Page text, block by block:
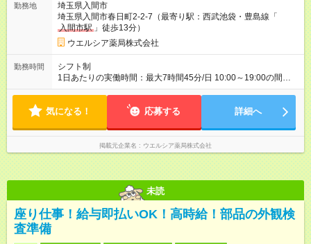
間の長さ：3ヶ月 雇用形態、給与は本採用時と同じです。
勤務地
埼玉県入間市
埼玉県入間市春日町2-2-7（最寄り駅：西武池袋・豊島線「
入間市駅 」徒歩13分）
ウエルシア薬局株式会社
勤務時間
シフト制
1日あたりの実働時間：最大7時間45分/日 10:00～19:00の間で1
日7.75時間の勤務 ☆週5日の勤務 ※勤務曜日応相談 ☆未経験・
気になる！ 応募する 詳細へ
掲載元企業名 ウエルシア薬局株式会社
未読
座り仕事！給与即払いOK！高時給！部品の外観検
査準備